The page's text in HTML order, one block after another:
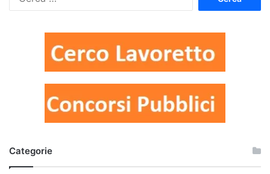
Categorie